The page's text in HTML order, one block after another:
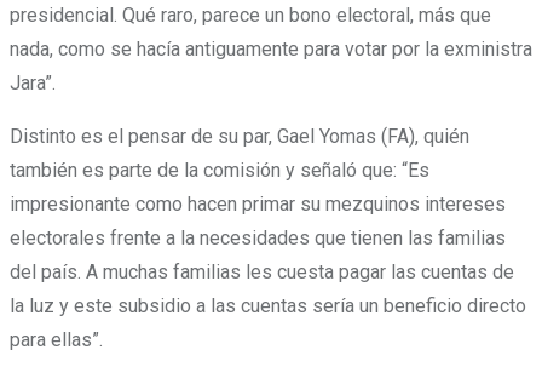
presidencial. Qué raro, parece un bono electoral, más que
nada, como se hacía antiguamente para votar por la exministra
Jara”.
Distinto es el pensar de su par, Gael Yomas (FA), quién
también es parte de la comisión y señaló que: “Es
impresionante como hacen primar su mezquinos intereses
electorales frente a la necesidades que tienen las familias
del país. A muchas familias les cuesta pagar las cuentas de
la luz y este subsidio a las cuentas sería un beneficio directo
para ellas”.